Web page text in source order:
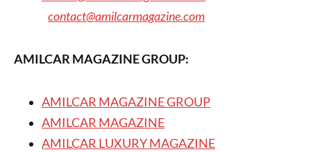
contact@amilcarmagazine.com
AMILCAR MAGAZINE GROUP:
AMILCAR MAGAZINE GROUP
AMILCAR MAGAZINE
AMILCAR LUXURY MAGAZINE